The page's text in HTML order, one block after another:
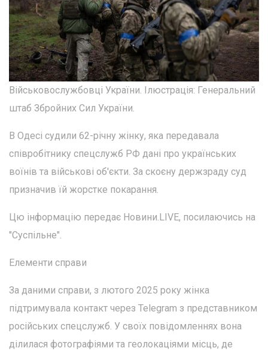
Військовослужбовці України. Ілюстрація: Генеральний
штаб Збройних Сил України.
В Одесі судили 62-річну жінку, яка передавала
співробітнику спецслужб РФ дані про українських
воїнів та військові об'єкти. За скоєну держзраду суд
призначив їй жорстке покарання.
Цю інформацію передає Новини.LIVE, посилаючись на
"Суспільне".
Елементи справи
За даними справи, з лютого 2025 року жінка
підтримувала контакт через Telegram з представником
російських спецслужб. У своїх повідомленнях вона
ділилася фотографіями та геолокаціями місць, де